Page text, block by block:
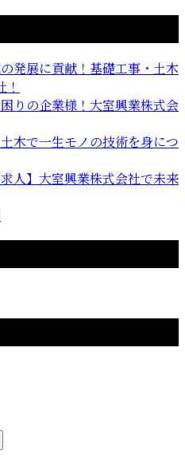
発展に貢献！基礎工事・土木
りの企業様！大室興業株式会
土木で一生モノの技術を身につ
求人】大室興業株式会社で未来